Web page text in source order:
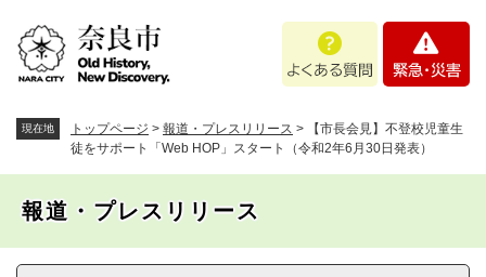
あ
問
・
現在地 トップページ > 報道・プレスリリース >
【市長会見】不登校児童生
徒をサポート「Web HOP」スタート（令和2年6月30日発表）
報道・プレスリリース